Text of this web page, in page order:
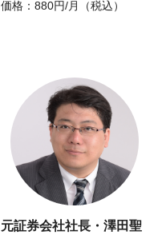
価格：880円/月（税込）
元証券会社社長・澤田聖